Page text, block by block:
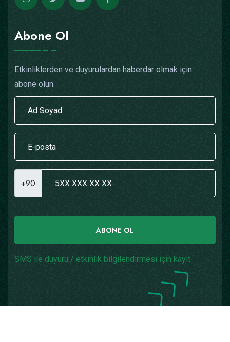
Abone Ol
Etkinliklerden ve duyurulardan haberdar olmak için
abone olun.
+90
ABONE OL
SMS ile duyuru / etkinlik bilgilendirmesi için kayıt